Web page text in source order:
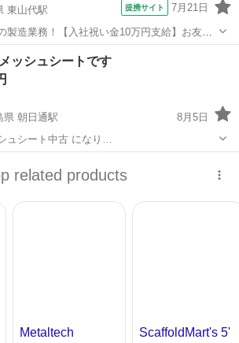
東山代駅
提携サイト 7月21日
製造業務！【入社祝い金10万円支給】お友達
年間休日129日＆休出なしでプライベート充
で快適作業◎自社正社員登用制度あり★1食
《佐...
その他
ッシュシートです
県 朝日通駅
8月5日
ュシート中古 になり…